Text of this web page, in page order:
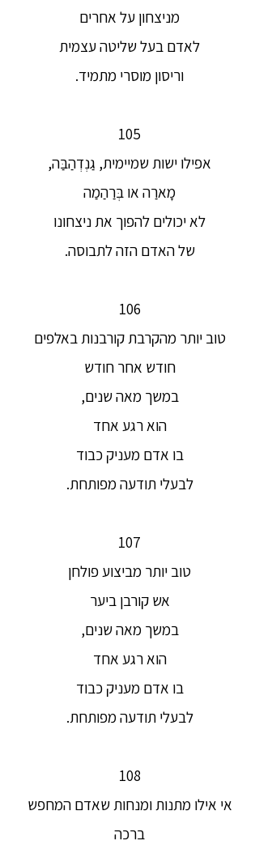
מניצחון על אחרים
לאדם בעל שליטה עצמית
וריסון מוסרי מתמיד.
105
אפילו ישות שמיימית, גַנְדְהַבַּה,
מָארַה או בְּרַהַמַה
לא יכולים להפוך את ניצחונו
של האדם הזה לתבוסה.
106
טוב יותר מהקרבת קורבנות באלפים
חודש אחר חודש
במשך מאה שנים,
הוא רגע אחד
בו אדם מעניק כבוד
לבעלי תודעה מפותחת.
107
טוב יותר מביצוע פולחן
אש קורבן ביער
במשך מאה שנים,
הוא רגע אחד
בו אדם מעניק כבוד
לבעלי תודעה מפותחת.
108
אי אילו מתנות ומנחות שאדם המחפש
ברכה